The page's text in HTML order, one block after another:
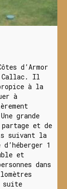
d’Armor
Callac. Il
à la
à
grande
partage et de
suivant la
1
et
dans